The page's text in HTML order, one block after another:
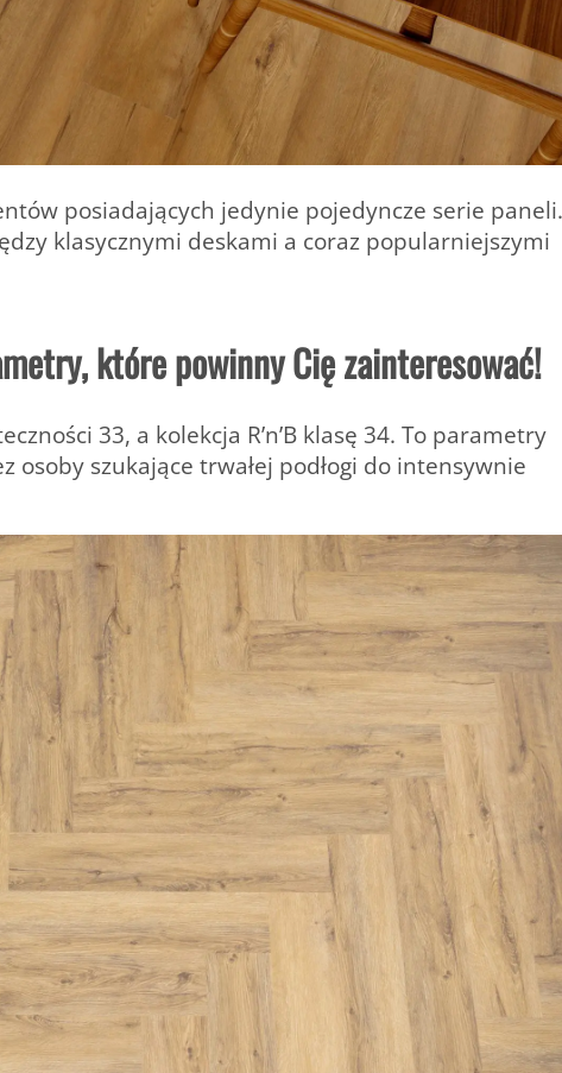
posiadających jedynie pojedyncze serie paneli.
klasycznymi deskami a coraz popularniejszymi
które powinny Cię zainteresować!
33, a kolekcja R’n’B klasę 34. To parametry
szukające trwałej podłogi do intensywnie